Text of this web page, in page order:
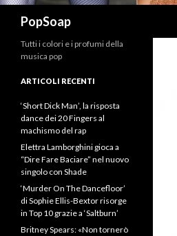
PopSoap
Tutti i colori e i profumi della
musica pop
ARTICOLI RECENTI
‘Short Dick Man’, la risposta
dance dei 20 Fingers al
machismo del rap
Elettra Lamborghini gioca a
“Dire Fare Baciare” nel nuovo
singolo con Shade
‘Murder On The Dancefloor’
di Sophie Ellis-Bextor risorge
in Top 10 grazie a ‘Saltburn’
Britney Spears: «Non tornerò